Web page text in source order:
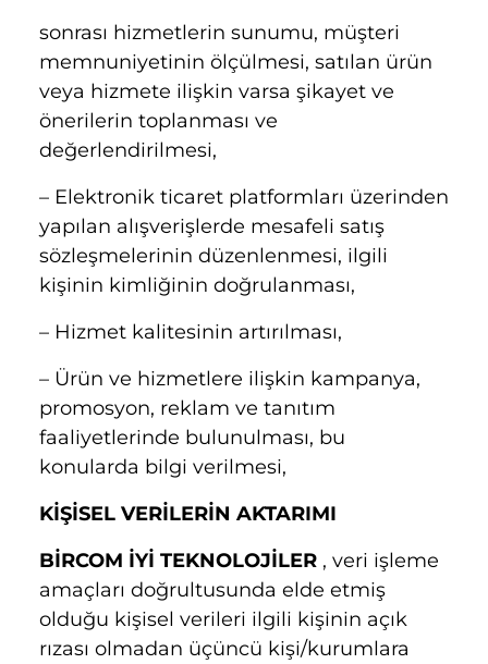
sonrası hizmetlerin sunumu, müşteri
memnuniyetinin ölçülmesi, satılan ürün
veya hizmete ilişkin varsa şikayet ve
önerilerin toplanması ve
değerlendirilmesi,
– Elektronik ticaret platformları üzerinden
yapılan alışverişlerde mesafeli satış
sözleşmelerinin düzenlenmesi, ilgili
kişinin kimliğinin doğrulanması,
– Hizmet kalitesinin artırılması,
– Ürün ve hizmetlere ilişkin kampanya,
promosyon, reklam ve tanıtım
faaliyetlerinde bulunulması, bu
konularda bilgi verilmesi,
KİŞİSEL VERİLERİN AKTARIMI
BİRCOM İYİ TEKNOLOJİLER , veri işleme
amaçları doğrultusunda elde etmiş
olduğu kişisel verileri ilgili kişinin açık
rızası olmadan üçüncü kişi/kurumlara